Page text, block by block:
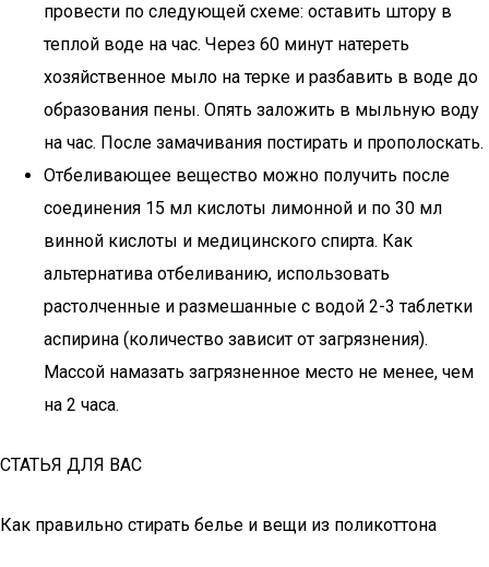
провести по следующей схеме: оставить штору в
теплой воде на час. Через 60 минут натереть
хозяйственное мыло на терке и разбавить в воде до
образования пены. Опять заложить в мыльную воду
на час. После замачивания постирать и прополоскать.
Отбеливающее вещество можно получить после
соединения 15 мл кислоты лимонной и по 30 мл
винной кислоты и медицинского спирта. Как
альтернатива отбеливанию, использовать
растолченные и размешанные с водой 2-3 таблетки
аспирина (количество зависит от загрязнения).
Массой намазать загрязненное место не менее, чем
на 2 часа.
СТАТЬЯ ДЛЯ ВАС
Как правильно стирать белье и вещи из поликоттона